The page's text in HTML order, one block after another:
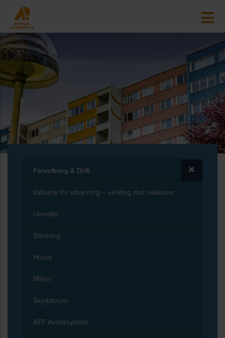
Förvaltning & Drift
Idébank för uthyrning – verktyg mot vakanser
Utemiljö
Städning
Hissar
Måleri
Skyddsrum
AFF Avtalssystem